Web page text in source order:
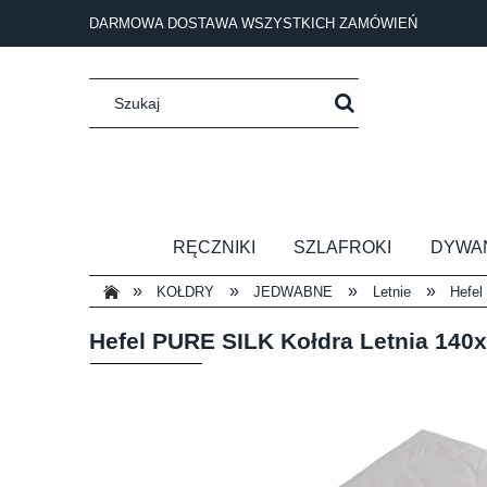
DARMOWA DOSTAWA WSZYSTKICH ZAMÓWIEŃ
RĘCZNIKI SZLAFROKI
» KOŁDRY » JEDWABNE » Letnie »
Hefel PURE SILK Kołdra Letnia